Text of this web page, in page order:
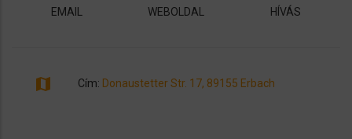
EMAIL WEBOLDAL HÍVÁS
map Cím: Donaustetter Str. 17, 89155 Erbach